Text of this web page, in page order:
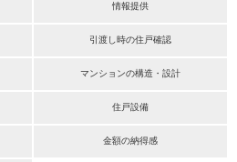
情報提供
引渡し時の住戸確認
マンションの構造・設計
住戸設備
金額の納得感